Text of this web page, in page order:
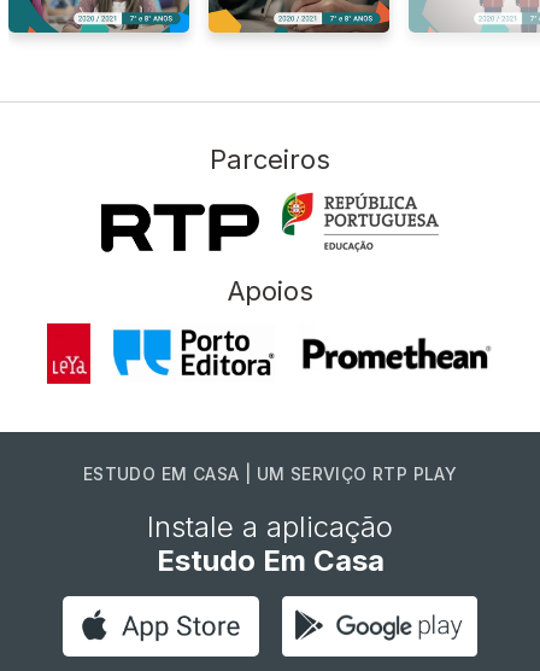
Parceiros
Apoios
ESTUDO EM CASA | UM SERVIÇO RTP PLAY
Instale a aplicação
Estudo Em Casa